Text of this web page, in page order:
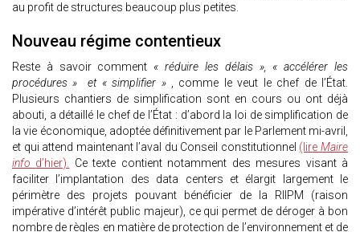
au profit de structures beaucoup plus petites.
Nouveau régime contentieux
Reste à savoir comment « réduire les délais », « accélérer les
procédures » et « simplifier » , comme le veut le chef de l’État.
Plusieurs chantiers de simplification sont en cours ou ont déjà
abouti, a détaillé le chef de l’État : d’abord la loi de simplification de
la vie économique, adoptée définitivement par le Parlement mi-avril,
et qui attend maintenant l’aval du Conseil constitutionnel (lireMaire
info d’hier). Ce texte contient notamment des mesures visant à
faciliter l’implantation des data centers et élargit largement le
périmètre des projets pouvant bénéficier de la RIIPM (raison
impérative d’intérêt public majeur), ce qui permet de déroger à bon
nombre de règles en matière de protection de l’environnement et de